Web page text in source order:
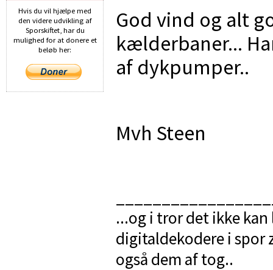
God vind og alt
kælderbaner...
af dykpumper..
Mvh Steen
...og i tror det ikke
digitaldekodere i spor
også dem af tog..
Hvis du vil hjælpe med
den videre udvikling af
Sporskiftet, har du
mulighed for at donere et
beløb her: